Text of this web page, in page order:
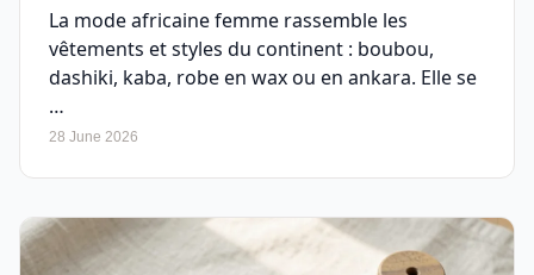
La mode africaine femme rassemble les
vêtements et styles du continent : boubou,
dashiki, kaba, robe en wax ou en ankara. Elle se
…
28 June 2026